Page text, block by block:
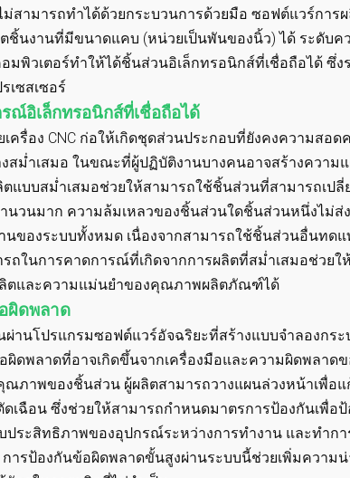
สามารถทำได้ด้วยกระบวนการด้วยมือ ซอฟต์แวร์การ
ตชิ้นงานที่มีขนาดแคบ (หน่วยเป็นพันของนิ้ว) ได้ ระดับค
มพิวเตอร์ทำให้ได้ชิ้นส่วนอิเล็กทรอนิกส์ที่เชื่อถือได้ ซึ่ง
เซสเซอร์
ณ์อิเล็กทรอนิกส์ที่เชื่อถือได้
ครื่อง CNC ก่อให้เกิดชุดส่วนประกอบที่ยังคงความสอด
สม่ำเสมอ ในขณะที่ผู้ปฏิบัติงานบางคนอาจสร้างความแ
แบบสม่ำเสมอช่วยให้สามารถใช้ชิ้นส่วนที่สามารถเป
นวนมาก ความล้มเหลวของชิ้นส่วนใดชิ้นส่วนหนึ่งไม่ส่
ของระบบทั้งหมด เนื่องจากสามารถใช้ชิ้นส่วนอื่นทดแ
ถในการคาดการณ์ที่เกิดจากการผลิตที่สม่ำเสมอช่วยใ
ตและความแม่นยำของคุณภาพผลิตภัณฑ์ได้
ผิดพลาด
านโปรแกรมซอฟต์แวร์อัจฉริยะที่สร้างแบบจำลองกร
ดพลาดที่อาจเกิดขึ้นจากเครื่องมือและความผิดพลาดข
ณภาพของชิ้นส่วน ผู้ผลิตสามารถวางแผนล่วงหน้าเพื่อ
เฉือน ซึ่งช่วยให้สามารถกำหนดมาตรการป้องกันเพื่อ
บประสิทธิภาพของอุปกรณ์ระหว่างการทำงาน และทำก
ารป้องกันข้อผิดพลาดขั้นสูงผ่านระบบนี้ช่วยเพิ่มความ